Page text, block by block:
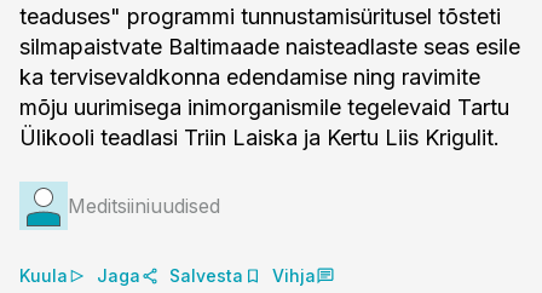
teaduses" programmi tunnustamisüritusel tõsteti
silmapaistvate Baltimaade naisteadlaste seas esile
ka tervisevaldkonna edendamise ning ravimite
mõju uurimisega inimorganismile tegelevaid Tartu
Ülikooli teadlasi Triin Laiska ja Kertu Liis Krigulit.
Meditsiiniuudised
Kuula Jaga Salvesta Vihja